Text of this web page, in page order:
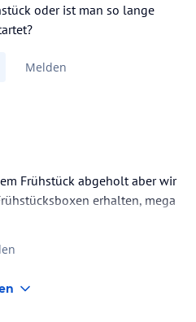
oder ist man so lange
Melden
Frühstück abgeholt aber wir
erhalten, mega
letzten Tag noch Aufenthalt
Personal. Maria an der